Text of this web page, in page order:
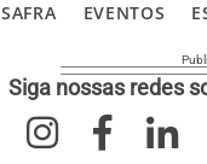
SAFRA EVENTOS
Siga nossas redes